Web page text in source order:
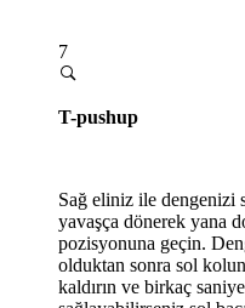
7
T-pushup
Sağ eliniz ile dengenizi
yavaşça dönerek yana
pozisyonuna geçin.
olduktan sonra sol
kaldırın ve birkaç